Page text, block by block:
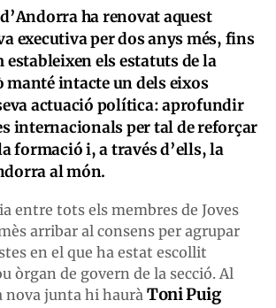
ha renovat aquest
executiva per dos anys més, fins
estableixen els estatuts de la
intacte un dels eixos
actuació política: aprofundir
internacionals per tal de reforçar
formació i, a través d’ells, la
al món.
entre tots els membres de Joves
arribar al consens per agrupar
en el que ha estat escollit
òrgan de govern de la secció. Al
nova junta hi haurà Toni Puig